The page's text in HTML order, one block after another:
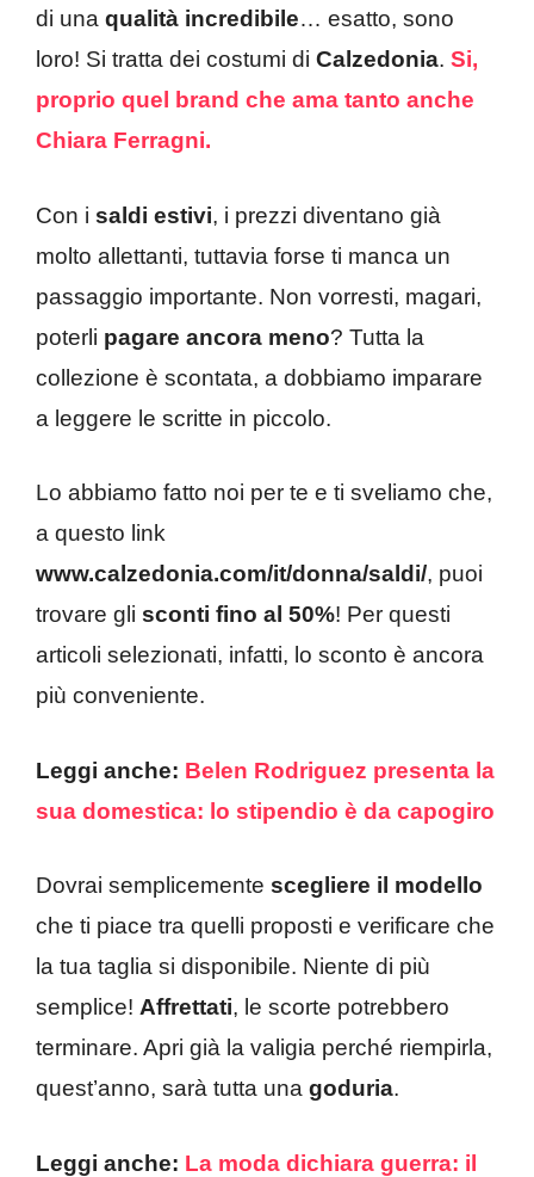
di una qualità incredibile… esatto, sono
loro! Si tratta dei costumi di Calzedonia. Si,
proprio quel brand che ama tanto anche
Chiara Ferragni.
Con i saldi estivi, i prezzi diventano già
molto allettanti, tuttavia forse ti manca un
passaggio importante. Non vorresti, magari,
poterli pagare ancora meno? Tutta la
collezione è scontata, a dobbiamo imparare
a leggere le scritte in piccolo.
Lo abbiamo fatto noi per te e ti sveliamo che,
a questo link
www.calzedonia.com/it/donna/saldi/, puoi
trovare gli sconti fino al 50%! Per questi
articoli selezionati, infatti, lo sconto è ancora
più conveniente.
Leggi anche: Belen Rodriguez presenta la
sua domestica: lo stipendio è da capogiro
Dovrai semplicemente scegliere il modello
che ti piace tra quelli proposti e verificare che
la tua taglia si disponibile. Niente di più
semplice! Affrettati, le scorte potrebbero
terminare. Apri già la valigia perché riempirla,
quest’anno, sarà tutta una goduria.
Leggi anche: La moda dichiara guerra: il